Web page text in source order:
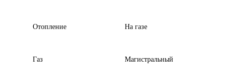
Отопление На газе
Газ Магистральный